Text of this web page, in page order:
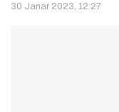
30 Janar 2023, 12:27